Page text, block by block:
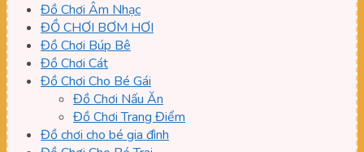
Đồ Chơi Âm Nhạc
ĐỒ CHƠI BƠM HƠI
Đồ Chơi Búp Bê
Đồ Chơi Cát
Đồ Chơi Cho Bé Gái
Đồ Chơi Nấu Ăn
Đồ Chơi Trang Điểm
Đồ chơi cho bé gia đình